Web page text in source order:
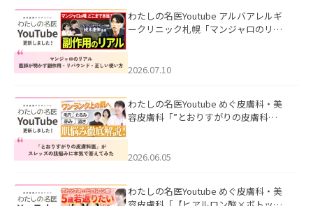
わたしの名医Youtube アルバアレルギ
ークリニック札幌「マンジャロのリア
た。
2026.07.10
わたしの名医Youtube めぐ皮膚科・美
容皮膚科「”とおりすがりの皮膚科
2026.06.05
わたしの名医Youtube めぐ皮膚科・美